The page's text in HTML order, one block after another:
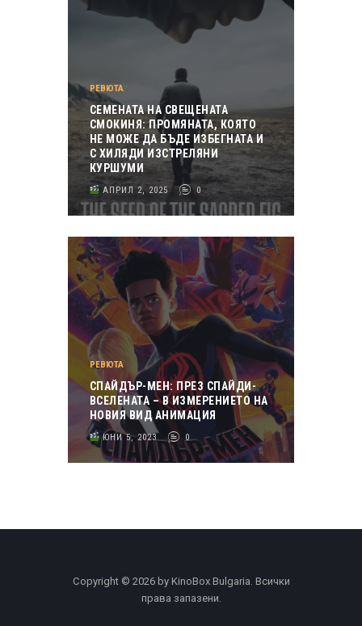
РЕВЮТА
СЕМЕНАТА НА СВЕЩЕНАТА
СМОКИНЯ: ПРОМЯНАТА, КОЯТО
НЕ МОЖЕ ДА БЪДЕ ИЗБЕГНАТА И
С ХИЛЯДИ ИЗСТРЕЛЯНИ
КУРШУМИ
АПРИЛ 2, 2025 0
РЕВЮТА
СПАЙДЪР-МЕН: ПРЕЗ СПАЙДИ-
ВСЕЛЕНАТА – В ИЗМЕРЕНИЕТО НА
НОВИЯ ВИД АНИМАЦИЯ
ЮНИ 5, 2023 0
Copyright © 2026 by KinoBox Bulgaria. Всички
права запазени.